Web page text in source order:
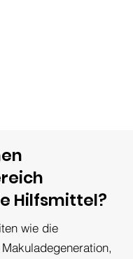
Hilfsmittel?
wie die